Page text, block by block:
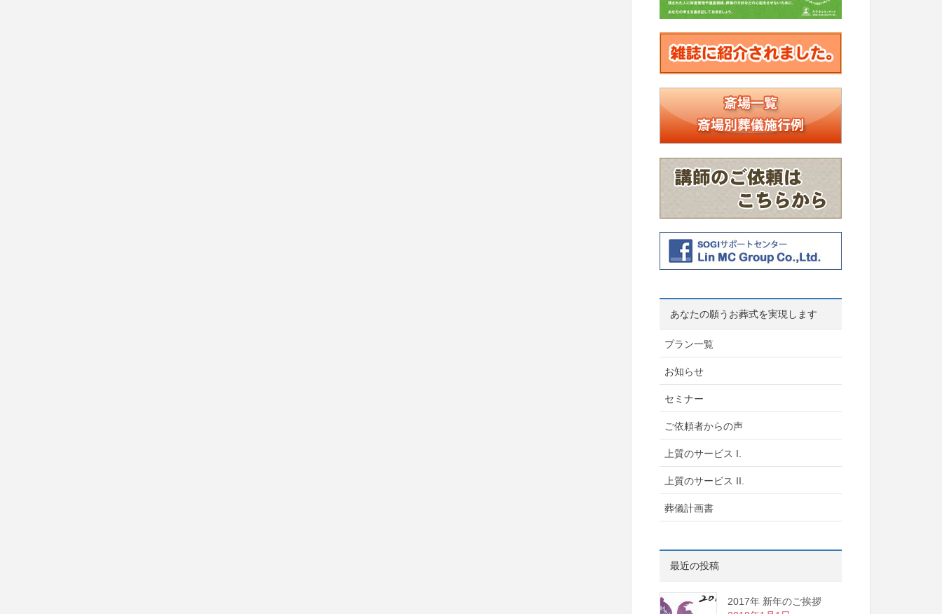
あなたの願うお葬式を実現します
プラン一覧
お知らせ
セミナー
ご依頼者からの声
上質のサービス I.
上質のサービス II.
葬儀計画書
最近の投稿
2017年 新年のご挨拶